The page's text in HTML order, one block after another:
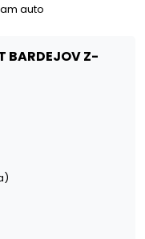
auto
BARDEJOV Z-